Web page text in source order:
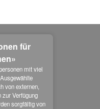
für
mit viel
von externen,
zur Verfügung
sorgfältig von